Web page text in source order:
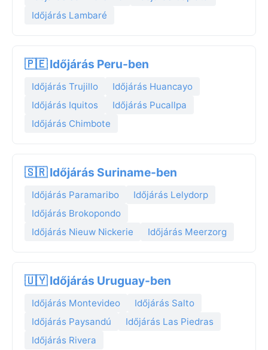
Időjárás Lambaré
🇵🇪 Időjárás Peru-ben
Időjárás Trujillo
Időjárás Huancayo
Időjárás Iquitos
Időjárás Pucallpa
Időjárás Chimbote
🇸🇷 Időjárás Suriname-ben
Időjárás Paramaribo
Időjárás Lelydorp
Időjárás Brokopondo
Időjárás Nieuw Nickerie
Időjárás Meerzorg
🇺🇾 Időjárás Uruguay-ben
Időjárás Montevideo
Időjárás Salto
Időjárás Paysandú
Időjárás Las Piedras
Időjárás Rivera